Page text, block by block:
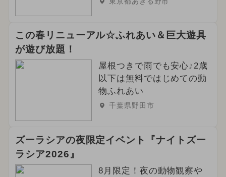
この春リニューアル☆ふれあい＆巨大遊具
が遊び放題！
屋根つきで雨でも安心♪2歳
以下は無料ではじめての動
物ふれあい
千葉県野田市
ズーラシアの夜限定イベント『ナイトズー
ラシア2026』
8月限定！夜の動物観察や